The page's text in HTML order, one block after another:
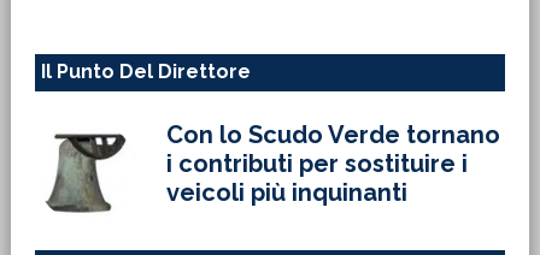
Il Punto Del Direttore
Con lo Scudo Verde tornano
i contributi per sostituire i
veicoli più inquinanti